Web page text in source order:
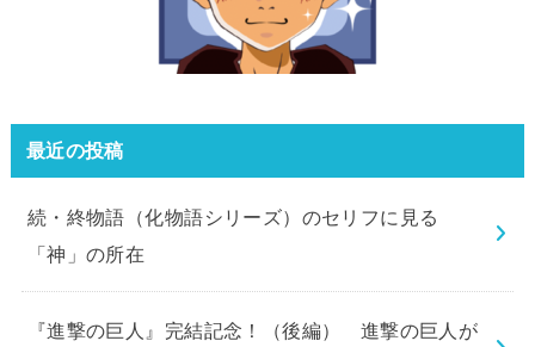
最近の投稿
続・終物語（化物語シリーズ）のセリフに見る
「神」の所在
『進撃の巨人』完結記念！（後編） 進撃の巨人が